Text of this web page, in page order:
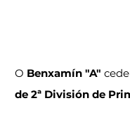
O Benxamín "A"
de 2ª División de